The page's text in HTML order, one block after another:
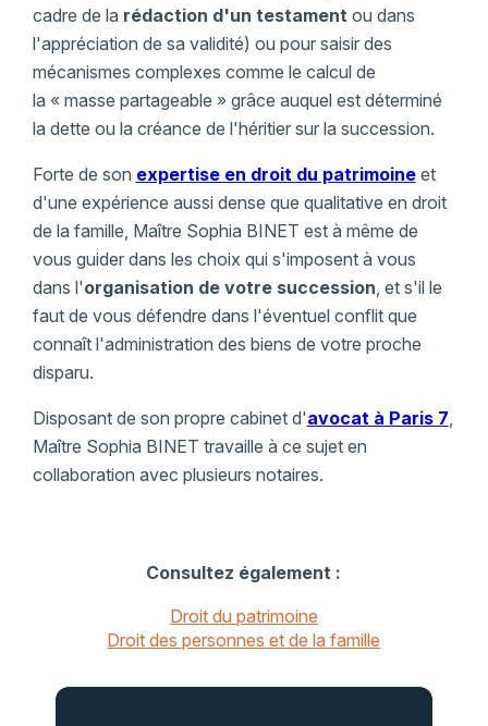
cadre de la rédaction d'un testament ou dans
l'appréciation de sa validité) ou pour saisir des
mécanismes complexes comme le calcul de
la « masse partageable » grâce auquel est déterminé
la dette ou la créance de l'héritier sur la succession.
Forte de son expertise en droit du patrimoine et
d'une expérience aussi dense que qualitative en droit
de la famille, Maître Sophia BINET est à même de
vous guider dans les choix qui s'imposent à vous
dans l'organisation de votre succession, et s'il le
faut de vous défendre dans l'éventuel conflit que
connaît l'administration des biens de votre proche
disparu.
Disposant de son propre cabinet d'avocat à Paris 7,
Maître Sophia BINET travaille à ce sujet en
collaboration avec plusieurs notaires.
Consultez également :
Droit du patrimoine
Droit des personnes et de la famille